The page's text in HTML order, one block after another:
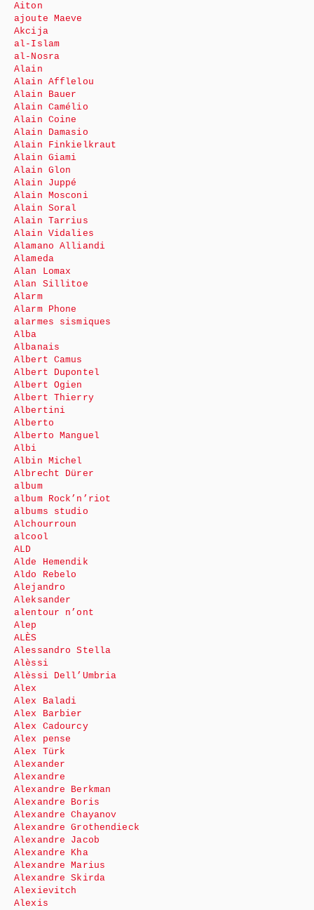
Aiton
ajoute Maeve
Akcija
al-Islam
al-Nosra
Alain
Alain Afflelou
Alain Bauer
Alain Camélio
Alain Coine
Alain Damasio
Alain Finkielkraut
Alain Giami
Alain Glon
Alain Juppé
Alain Mosconi
Alain Soral
Alain Tarrius
Alain Vidalies
Alamano Alliandi
Alameda
Alan Lomax
Alan Sillitoe
Alarm
Alarm Phone
alarmes sismiques
Alba
Albanais
Albert Camus
Albert Dupontel
Albert Ogien
Albert Thierry
Albertini
Alberto
Alberto Manguel
Albi
Albin Michel
Albrecht Dürer
album
album Rock’n’riot
albums studio
Alchourroun
alcool
ALD
Alde Hemendik
Aldo Rebelo
Alejandro
Aleksander
alentour n’ont
Alep
ALÈS
Alessandro Stella
Alèssi
Alèssi Dell’Umbria
Alex
Alex Baladi
Alex Barbier
Alex Cadourcy
Alex pense
Alex Türk
Alexander
Alexandre
Alexandre Berkman
Alexandre Boris
Alexandre Chayanov
Alexandre Grothendieck
Alexandre Jacob
Alexandre Kha
Alexandre Marius
Alexandre Skirda
Alexievitch
Alexis